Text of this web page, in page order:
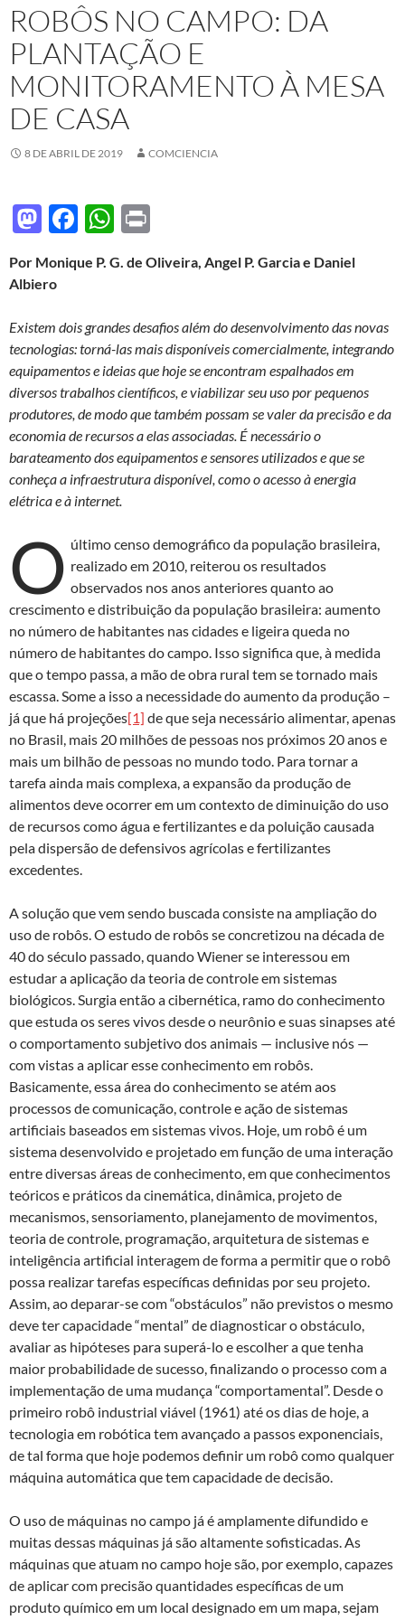
ROBÔS NO CAMPO: DA
PLANTAÇÃO E
MONITORAMENTO À MESA
DE CASA
8 DE ABRIL DE 2019 COMCIENCIA
M
to
o
n
F
e
o
o
k
W
at
A
p
p
nt
Por Monique P. G. de Oliveira, Angel P. Garcia e Daniel
Albiero
Existem dois grandes desafios além do desenvolvimento das novas
tecnologias: torná-las mais disponíveis comercialmente, integrando
equipamentos e ideias que hoje se encontram espalhados em
diversos trabalhos científicos, e viabilizar seu uso por pequenos
produtores, de modo que também possam se valer da precisão e da
economia de recursos a elas associadas. É necessário o
barateamento dos equipamentos e sensores utilizados e que se
conheça a infraestrutura disponível, como o acesso à energia
elétrica e à internet.
O último censo demográfico da população brasileira,
realizado em 2010, reiterou os resultados
observados nos anos anteriores quanto ao
crescimento e distribuição da população brasileira: aumento
no número de habitantes nas cidades e ligeira queda no
número de habitantes do campo. Isso significa que, à medida
que o tempo passa, a mão de obra rural tem se tornado mais
escassa. Some a isso a necessidade do aumento da produção –
já que há projeções[1] de que seja necessário alimentar, apenas
no Brasil, mais 20 milhões de pessoas nos próximos 20 anos e
mais um bilhão de pessoas no mundo todo. Para tornar a
tarefa ainda mais complexa, a expansão da produção de
alimentos deve ocorrer em um contexto de diminuição do uso
de recursos como água e fertilizantes e da poluição causada
pela dispersão de defensivos agrícolas e fertilizantes
excedentes.
A solução que vem sendo buscada consiste na ampliação do
uso de robôs. O estudo de robôs se concretizou na década de
40 do século passado, quando Wiener se interessou em
estudar a aplicação da teoria de controle em sistemas
biológicos. Surgia então a cibernética, ramo do conhecimento
que estuda os seres vivos desde o neurônio e suas sinapses até
o comportamento subjetivo dos animais — inclusive nós —
com vistas a aplicar esse conhecimento em robôs.
Basicamente, essa área do conhecimento se atém aos
processos de comunicação, controle e ação de sistemas
artificiais baseados em sistemas vivos. Hoje, um robô é um
sistema desenvolvido e projetado em função de uma interação
entre diversas áreas de conhecimento, em que conhecimentos
teóricos e práticos da cinemática, dinâmica, projeto de
mecanismos, sensoriamento, planejamento de movimentos,
teoria de controle, programação, arquitetura de sistemas e
inteligência artificial interagem de forma a permitir que o robô
possa realizar tarefas específicas definidas por seu projeto.
Assim, ao deparar-se com “obstáculos” não previstos o mesmo
deve ter capacidade “mental” de diagnosticar o obstáculo,
avaliar as hipóteses para superá-lo e escolher a que tenha
maior probabilidade de sucesso, finalizando o processo com a
implementação de uma mudança “comportamental”. Desde o
primeiro robô industrial viável (1961) até os dias de hoje, a
tecnologia em robótica tem avançado a passos exponenciais,
de tal forma que hoje podemos definir um robô como qualquer
máquina automática que tem capacidade de decisão.
O uso de máquinas no campo já é amplamente difundido e
muitas dessas máquinas já são altamente sofisticadas. As
máquinas que atuam no campo hoje são, por exemplo, capazes
de aplicar com precisão quantidades específicas de um
produto químico em um local designado em um mapa, sejam